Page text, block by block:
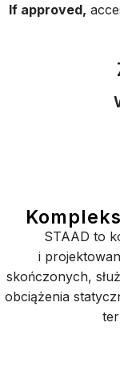
If approved,
STAAD to
i
skończonych,
obciążenia